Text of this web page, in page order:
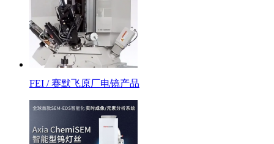
FEI / 赛默飞原厂电镜产品